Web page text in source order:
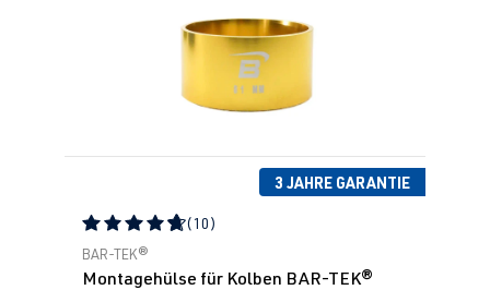
3 JAHRE GARANTIE
Durchschnittliche Bewertung von 4.79 von 5 Sternen
(10)
BAR-TEK®
Montagehülse für Kolben BAR-TEK®